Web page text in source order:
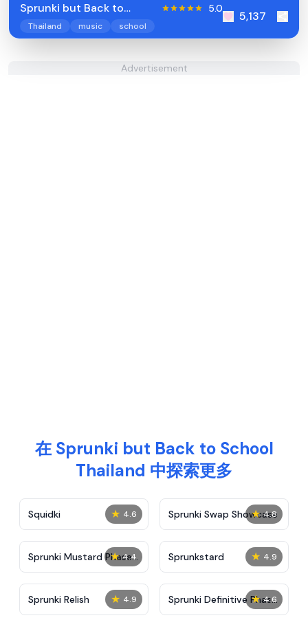
Sprunki but Back to
School Thailand
5.0
Thailand music school
5,137
Advertisement
在 Sprunki but Back to School
Thailand 中探索更多
★ 4.6
Squidki ★ 4.8
Sprunki Swap Showcase
★ 4.4
Sprunki Mustard Phase
2
★ 4.9
Sprunkstard
★ 4.9
Sprunki Relish ★ 4.6
Sprunki Definitive Phase
7